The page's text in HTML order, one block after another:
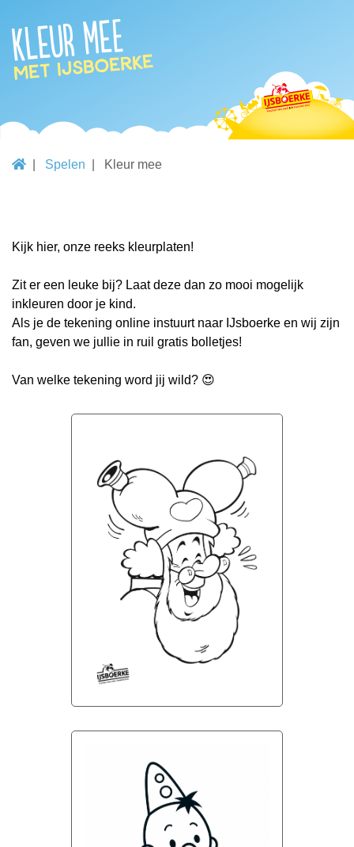
Kleur mee
met IJsboerke
Spelen Kleur mee
Kijk hier, onze reeks kleurplaten!
Zit er een leuke bij? Laat deze dan zo mooi mogelijk
inkleuren door je kind.
Als je de tekening online instuurt naar IJsboerke en wij zijn
fan, geven we jullie in ruil gratis bolletjes!
Van welke tekening word jij wild? 😍